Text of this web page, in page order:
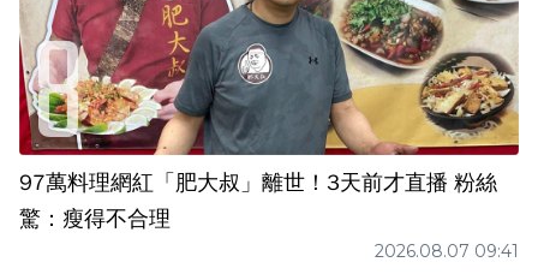
97萬料理網紅「肥大叔」離世！3天前才直播 粉絲
驚：瘦得不合理
2026.08.07 09:41